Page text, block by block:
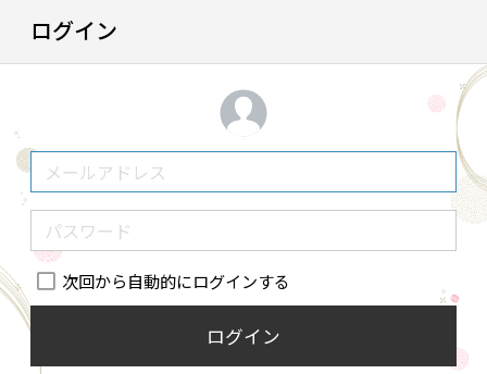
ログイン
次回から自動的にログインする
ログイン